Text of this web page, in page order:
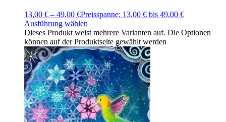
13,00 € – 49,00 €Preisspanne: 13,00 € bis 49,00 €
Ausführung wählen
Dieses Produkt weist mehrere Varianten auf. Die Optionen
können auf der Produktseite gewählt werden